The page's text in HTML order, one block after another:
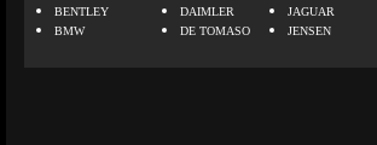
BENTLEY
BMW
DAIMLER
DE TOMASO
JAGUAR
JENSEN